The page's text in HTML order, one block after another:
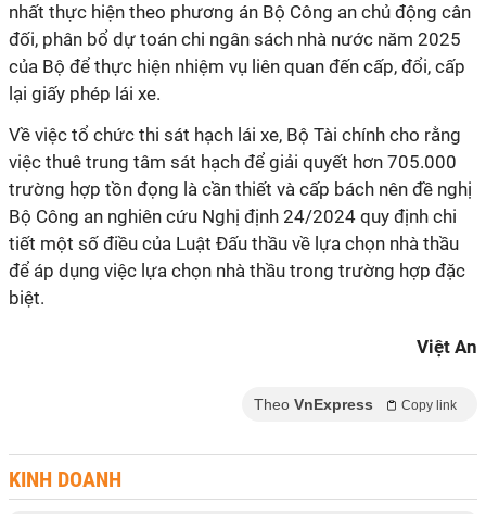
nhất thực hiện theo phương án Bộ Công an chủ động cân
đối, phân bổ dự toán chi ngân sách nhà nước năm 2025
của Bộ để thực hiện nhiệm vụ liên quan đến cấp, đổi, cấp
lại giấy phép lái xe.
Về việc tổ chức thi sát hạch lái xe, Bộ Tài chính cho rằng
việc thuê trung tâm sát hạch để giải quyết hơn 705.000
trường hợp tồn đọng là cần thiết và cấp bách nên đề nghị
Bộ Công an nghiên cứu Nghị định 24/2024 quy định chi
tiết một số điều của Luật Đấu thầu về lựa chọn nhà thầu
để áp dụng việc lựa chọn nhà thầu trong trường hợp đặc
biệt.
Việt An
Theo VnExpress Copy link
KINH DOANH